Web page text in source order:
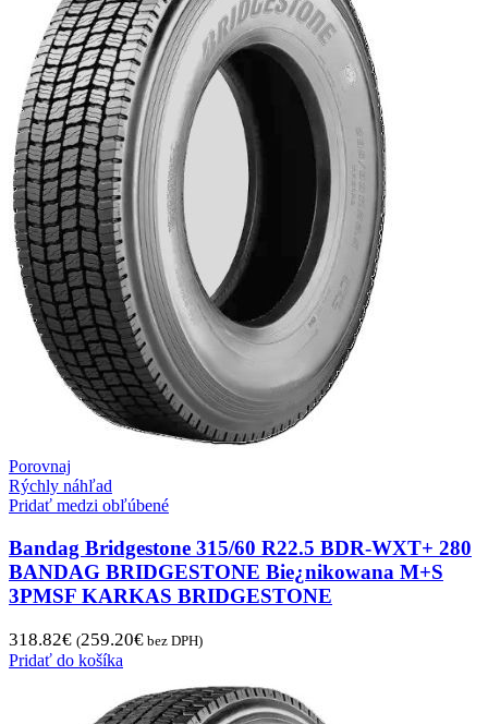
Porovnaj
Rýchly náhľad
Pridať medzi obľúbené
Bandag Bridgestone 315/60 R22.5 BDR-WXT+ 280
BANDAG BRIDGESTONE Bie¿nikowana M+S
3PMSF KARKAS BRIDGESTONE
318.82€ (259.20€ bez DPH)
Pridať do košíka